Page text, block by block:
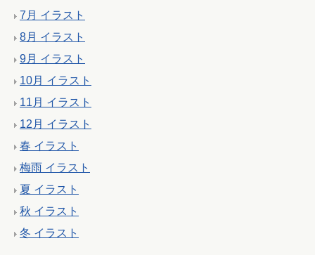
7月 イラスト
8月 イラスト
9月 イラスト
10月 イラスト
11月 イラスト
12月 イラスト
春 イラスト
梅雨 イラスト
夏 イラスト
秋 イラスト
冬 イラスト